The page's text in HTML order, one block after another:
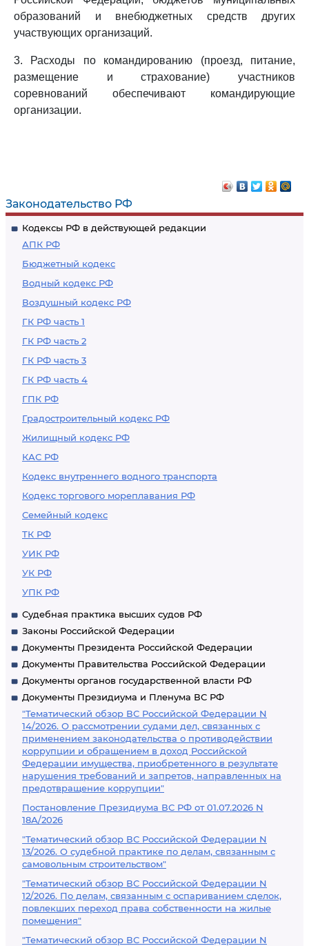
Законодательство РФ
Кодексы РФ в действующей редакции
АПК РФ
Бюджетный кодекс
Водный кодекс РФ
Воздушный кодекс РФ
ГК РФ часть 1
ГК РФ часть 2
ГК РФ часть 3
ГК РФ часть 4
ГПК РФ
Градостроительный кодекс РФ
Жилищный кодекс РФ
КАС РФ
Кодекс внутреннего водного транспорта
Кодекс торгового мореплавания РФ
Семейный кодекс
ТК РФ
УИК РФ
УК РФ
УПК РФ
Судебная практика высших судов РФ
Законы Российской Федерации
Документы Президента Российской Федерации
Документы Правительства Российской Федерации
Документы органов государственной власти РФ
Документы Президиума и Пленума ВС РФ
"Тематический обзор ВС Российской Федерации N
14/2026. О рассмотрении судами дел, связанных с
применением законодательства о противодействии
коррупции и обращением в доход Российской
Федерации имущества, приобретенного в результате
нарушения требований и запретов, направленных на
предотвращение коррупции"
Постановление Президиума ВС РФ от 01.07.2026 N
18А/2026
"Тематический обзор ВС Российской Федерации N
13/2026. О судебной практике по делам, связанным с
самовольным строительством"
"Тематический обзор ВС Российской Федерации N
12/2026. По делам, связанным с оспариванием сделок,
повлекших переход права собственности на жилые
помещения"
"Тематический обзор ВС Российской Федерации N
образований и внебюджетных средств других
участвующих организаций.
3. Расходы по командированию (проезд, питание,
размещение и страхование) участников
соревнований обеспечивают командирующие
организации.